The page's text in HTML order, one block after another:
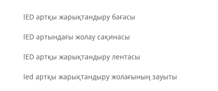
lED артқы жарықтандыру бағасы
lED артындағы жолау сақинасы
lED артқы жарықтандыру лентасы
led артқы жарықтандыру жолағының зауыты